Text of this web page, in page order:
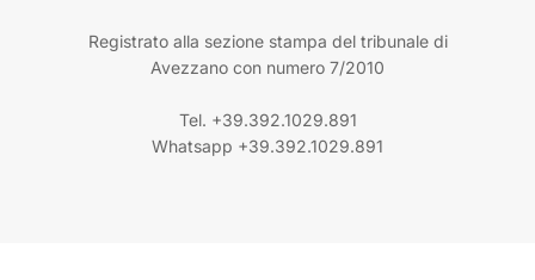
Registrato alla sezione stampa del tribunale di
Avezzano con numero 7/2010
Tel. +39.392.1029.891
Whatsapp +39.392.1029.891